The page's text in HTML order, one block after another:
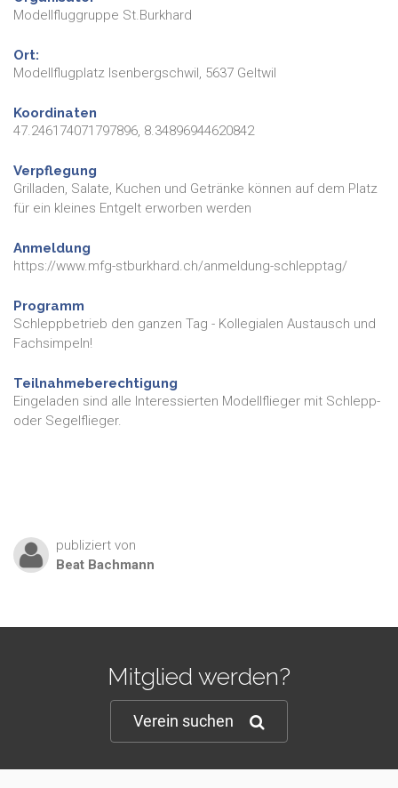
Modellfluggruppe St.Burkhard
Ort:
Modellflugplatz Isenbergschwil, 5637 Geltwil
Koordinaten
47.246174071797896, 8.34896944620842
Verpflegung
Grilladen, Salate, Kuchen und Getränke können auf dem Platz
für ein kleines Entgelt erworben werden
Anmeldung
https://www.mfg-stburkhard.ch/anmeldung-schlepptag/
Programm
Schleppbetrieb den ganzen Tag - Kollegialen Austausch und
Fachsimpeln!
Teilnahmeberechtigung
Eingeladen sind alle Interessierten Modellflieger mit Schlepp-
oder Segelflieger.
publiziert von
Beat Bachmann
Mitglied werden?
Verein suchen